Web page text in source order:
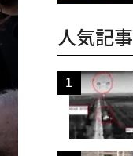
人気記事